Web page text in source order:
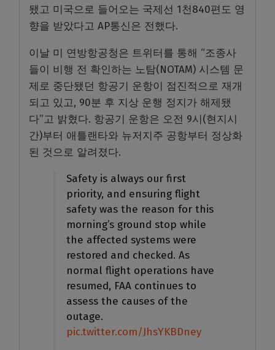
됐고 미국으로 들어오는 국제선 1천840편도 영
향을 받았다고 AP통신은 전했다.
이날 미 연방항공청은 트위터를 통해 “조종사
들이 비행 전 확인하는 노탐(NOTAM) 시스템 문
제로 중단됐던 항공기 운항이 점진적으로 재개
되고 있고, 90분 후 지상 운행 정지가 해제됐
다”고 밝혔다. 항공기 운항은 오전 9시(현지시
간)부터 애틀랜타와 뉴저지주 공항부터 정상화
된 것으로 알려졌다.
Safety is always our first
priority, and ensuring flight
safety was the reason for this
morning’s ground stop while
the affected systems were
restored and checked. As
normal flight operations have
resumed, FAA continues to
assess the causes of the
outage.
pic.twitter.com/JhsYKBDney